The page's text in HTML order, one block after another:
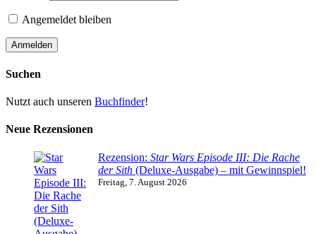
Angemeldet bleiben
Suchen
Nutzt auch unseren Buchfinder!
Neue Rezensionen
Rezension: Star Wars Episode III: Die Rache
der Sith (Deluxe-Ausgabe) – mit Gewinnspiel!
Freitag, 7. August 2026